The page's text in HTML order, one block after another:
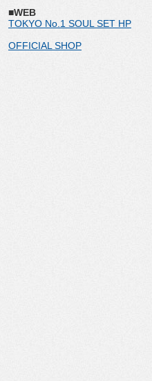
■WEB
TOKYO No.1 SOUL SET HP
OFFICIAL SHOP